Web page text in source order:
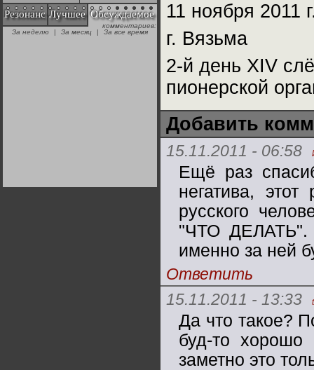
"Аркадий Коц" на
эгалите-фесте "Не
Резонанс Лучшее Обсуждаемое
комментариев:
За неделю
| За месяц | За все время
11 ноября 2011
г. Вязьма
2-й день XIV
пионерской
Добавить
15.11.2011 - 06:58
Ещё раз
негатива,
русского
"ЧТО ДЕЛАТЬ".
именно за ней
Ответить
15.11.2011 - 13:33
Да что такое?
буд-то
заметно это